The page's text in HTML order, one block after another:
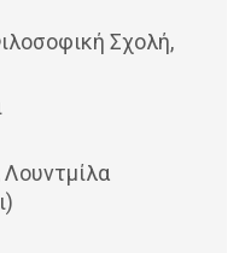
Σχολή,